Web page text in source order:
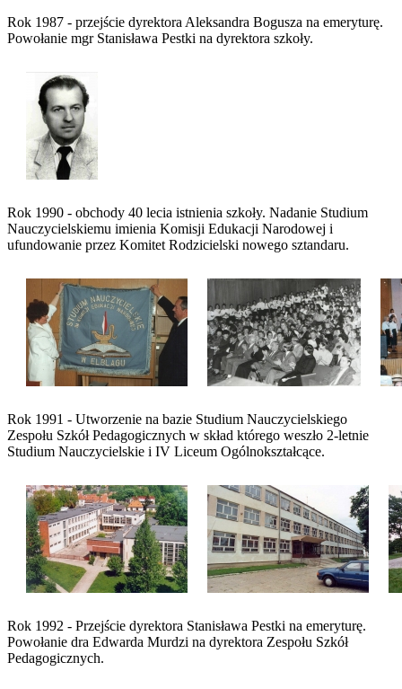
Rok 1987 - przejście dyrektora Aleksandra Bogusza na emeryturę.
Powołanie mgr Stanisława Pestki na dyrektora szkoły.
Rok 1990 - obchody 40 lecia istnienia szkoły. Nadanie Studium
Nauczycielskiemu imienia Komisji Edukacji Narodowej i
ufundowanie przez Komitet Rodzicielski nowego sztandaru.
Rok 1991 - Utworzenie na bazie Studium Nauczycielskiego
Zespołu Szkół Pedagogicznych w skład którego weszło 2-letnie
Studium Nauczycielskie i IV Liceum Ogólnokształcące.
Rok 1992 - Przejście dyrektora Stanisława Pestki na emeryturę.
Powołanie dra Edwarda Murdzi na dyrektora Zespołu Szkół
Pedagogicznych.